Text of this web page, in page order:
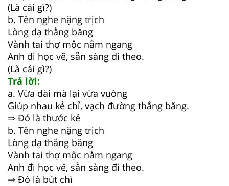
(Là cái gì?)
b. Tên nghe nặng trịch
Lòng dạ thẳng băng
Vành tai thợ mộc nằm ngang
Anh đi học vẽ, sẵn sàng đi theo.
(Là cái gì?)
Trả lời:
a. Vừa dài mà lại vừa vuông
Giúp nhau kẻ chỉ, vạch đường thẳng băng.
⇒ Đó là thước kẻ
b. Tên nghe nặng trịch
Lòng dạ thẳng băng
Vành tai thợ mộc nằm ngang
Anh đi học vẽ, sẵn sàng đi theo.
⇒ Đó là bút chì